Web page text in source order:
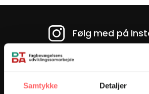
Samtykke Detaljer
Følg med på